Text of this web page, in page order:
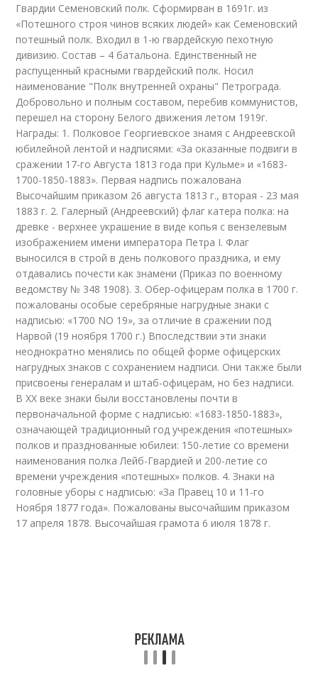
Гвардии Семеновский полк. Сформирван в 1691г. из
«Потешного строя чинов всяких людей» как Семеновский
потешный полк. Входил в 1-ю гвардейскую пехотную
дивизию. Состав – 4 батальона. Единственный не
распущенный красными гвардейский полк. Носил
наименование "Полк внутренней охраны" Петрограда.
Добровольно и полным составом, перебив коммунистов,
перешел на сторону Белого движения летом 1919г.
Награды: 1. Полковое Георгиевское знамя с Андреевской
юбилейной лентой и надписями: «За оказанные подвиги в
сражении 17-го Августа 1813 года при Кульме» и «1683-
1700-1850-1883». Первая надпись пожалована
Высочайшим приказом 26 августа 1813 г., вторая - 23 мая
1883 г. 2. Галерный (Андреевский) флаг катера полка: на
древке - верхнее украшение в виде копья с вензелевым
изображением имени императора Петра I. Флаг
выносился в строй в день полкового праздника, и ему
отдавались почести как знамени (Приказ по военному
ведомству № 348 1908). 3. Обер-офицерам полка в 1700 г.
пожалованы особые серебряные нагрудные знаки с
надписью: «1700 NO 19», за отличие в сражении под
Нарвой (19 ноября 1700 г.) Впоследствии эти знаки
неоднократно менялись по общей форме офицерских
нагрудных знаков с сохранением надписи. Они также были
присвоены генералам и штаб-офицерам, но без надписи.
В XX веке знаки были восстановлены почти в
первоначальной форме с надписью: «1683-1850-1883»,
означающей традиционный год учреждения «потешных»
полков и празднованные юбилеи: 150-летие со времени
наименования полка Лейб-Гвардией и 200-летие со
времени учреждения «потешных» полков. 4. Знаки на
головные уборы с надписью: «За Правец 10 и 11-го
Ноября 1877 года». Пожалованы высочайшим приказом
17 апреля 1878. Высочайшая грамота 6 июля 1878 г.